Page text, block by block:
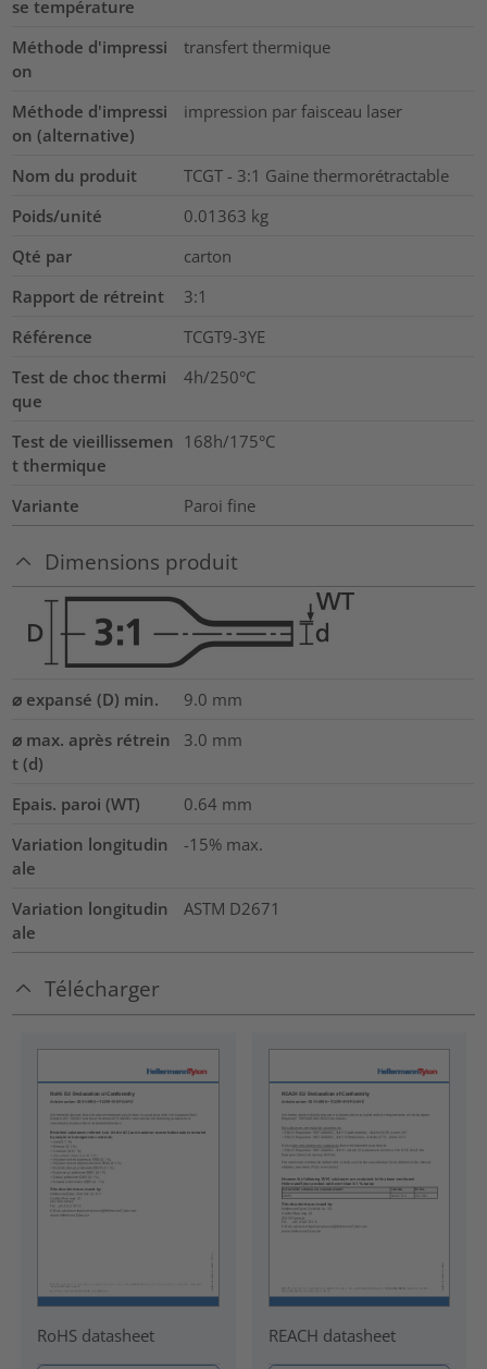
se température
Méthode d'impressi
on
transfert thermique
Méthode d'impressi
on (alternative)
impression par faisceau laser
Nom du produit
TCGT - 3:1 Gaine thermorétractable
Poids/unité
0.01363 kg
Qté par
carton
Rapport de rétreint
3:1
Référence
TCGT9-3YE
Test de choc thermi
que
4h/250°C
Test de vieillissemen
t thermique
168h/175°C
Variante Paroi fine
Dimensions produit
⌀ expansé (D) min. 9.0 mm
⌀ max. après rétrein
t (d)
3.0 mm
Epais. paroi (WT) 0.64 mm
Variation longitudin
ale
-15% max.
Variation longitudin
ale
ASTM D2671
Télécharger
RoHS datasheet REACH datasheet